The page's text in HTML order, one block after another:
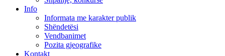
Info
Informata me karakter publik
Shëndetësi
Vendbanimet
Pozita gjeografike
Kontakt